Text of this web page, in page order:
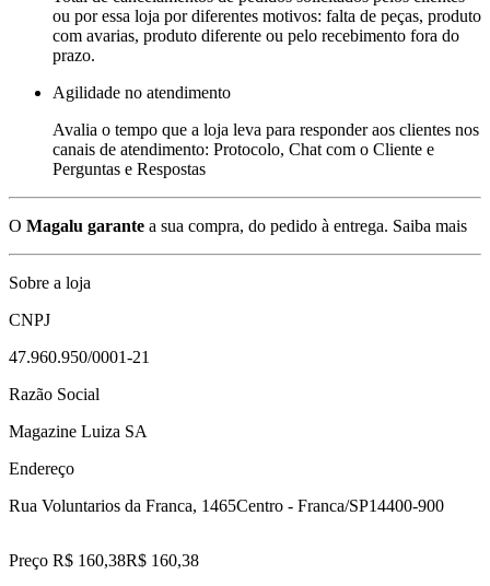
ou por essa loja por diferentes motivos: falta de peças, produto
com avarias, produto diferente ou pelo recebimento fora do
prazo.
Agilidade no atendimento
Avalia o tempo que a loja leva para responder aos clientes nos
canais de atendimento: Protocolo, Chat com o Cliente e
Perguntas e Respostas
O Magalu garante a sua compra, do pedido à entrega. Saiba mais
Sobre a loja
CNPJ
47.960.950/0001-21
Razão Social
Magazine Luiza SA
Endereço
Rua Voluntarios da Franca, 1465Centro - Franca/SP14400-900
Preço R$ 160,38R$ 160,38